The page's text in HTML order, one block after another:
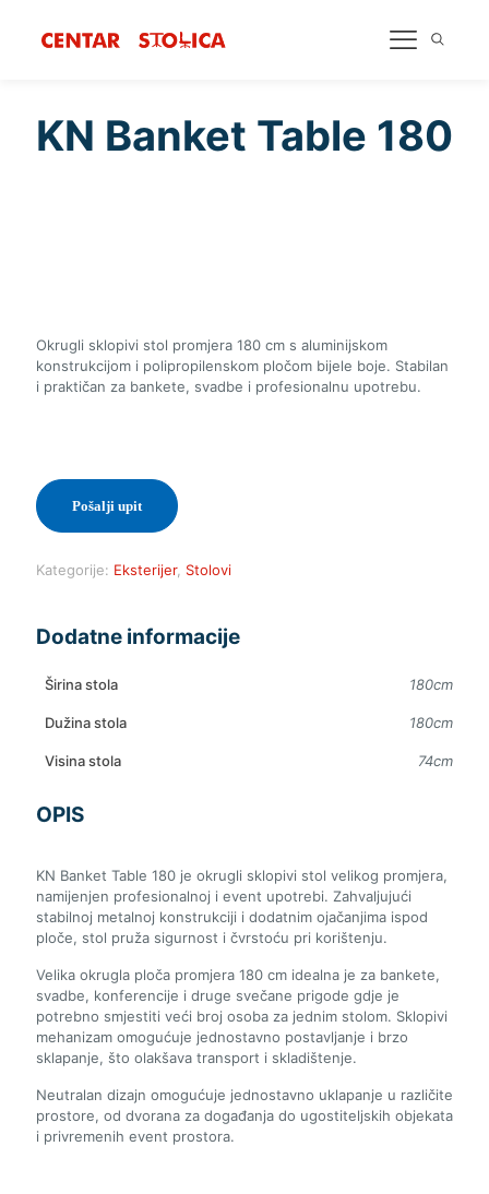
KN Banket Table 180
Okrugli sklopivi stol promjera 180 cm s aluminijskom
konstrukcijom i polipropilenskom pločom bijele boje. Stabilan
i praktičan za bankete, svadbe i profesionalnu upotrebu.
Pošalji upit
Kategorije: Eksterijer, Stolovi
Dodatne informacije
Širina stola 180cm
Dužina stola 180cm
Visina stola 74cm
OPIS
KN Banket Table 180 je okrugli sklopivi stol velikog promjera,
namijenjen profesionalnoj i event upotrebi. Zahvaljujući
stabilnoj metalnoj konstrukciji i dodatnim ojačanjima ispod
ploče, stol pruža sigurnost i čvrstoću pri korištenju.
Velika okrugla ploča promjera 180 cm idealna je za bankete,
svadbe, konferencije i druge svečane prigode gdje je
potrebno smjestiti veći broj osoba za jednim stolom. Sklopivi
mehanizam omogućuje jednostavno postavljanje i brzo
sklapanje, što olakšava transport i skladištenje.
Neutralan dizajn omogućuje jednostavno uklapanje u različite
prostore, od dvorana za događanja do ugostiteljskih objekata
i privremenih event prostora.